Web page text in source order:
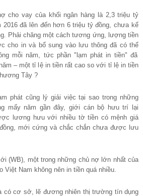
ợ cho vay của khối ngân hàng là 2,3 triệu tỷ
2016 đã lên đến hơn 6 triệu tỷđồng, chưa kể
Phải chăng một cách tương ứng, l ượng tiền
c cho in và bổsung vào lưu thông đã có thể
ng mỗi năm, tức phần "lạm phát in tiền" đã
– một tỉ ệin tiền rất cao so với tỉl ệin tiền
ương Tây ?
m phát cũng lý giải việc tại sao trong những
mấy năm gần đây, giới cán bộ hưu trí lại
c lương hưu với nhiều tờ tiền có mệnh giá
ồng, mới cứng và chắc chắn chưa được lưu
ới (WB), một trong những chủnợ lớn nhất của
Việt Nam không nên in tiền quá nhiều.
có cơ sở, lẽ đương nhiên thị trường tín dụng